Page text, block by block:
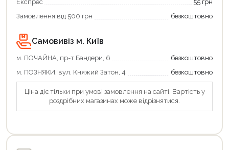
Експрес
55 грн
Замовлення від 500 грн
безкоштовно
Самовивіз м. Київ
м. ПОЧАЙНА, пр-т Бандери, 6
безкоштовно
м. ПОЗНЯКИ, вул. Княжий Затон, 4
безкоштовно
Ціна діє тільки при умові замовлення на сайті. Вартість у
роздрібних магазинах може відрізнятися.